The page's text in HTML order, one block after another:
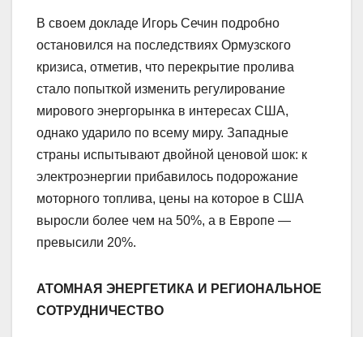
В своем докладе Игорь Сечин подробно
остановился на последствиях Ормузского
кризиса, отметив, что перекрытие пролива
стало попыткой изменить регулирование
мирового энергорынка в интересах США,
однако ударило по всему миру. Западные
страны испытывают двойной ценовой шок: к
электроэнергии прибавилось подорожание
моторного топлива, цены на которое в США
выросли более чем на 50%, а в Европе —
превысили 20%.
АТОМНАЯ ЭНЕРГЕТИКА И РЕГИОНАЛЬНОЕ
СОТРУДНИЧЕСТВО